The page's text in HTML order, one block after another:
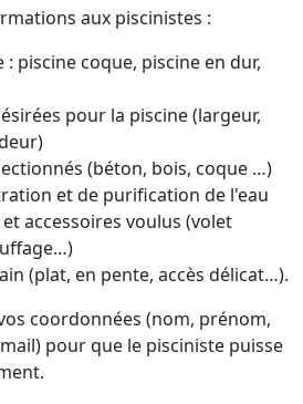
aux piscinistes :
: piscine coque, piscine en dur,
pour la piscine (largeur,
(béton, bois, coque …)
et de purification de l'eau
accessoires voulus (volet
(plat, en pente, accès délicat…).
coordonnées (nom, prénom,
pour que le pisciniste puisse